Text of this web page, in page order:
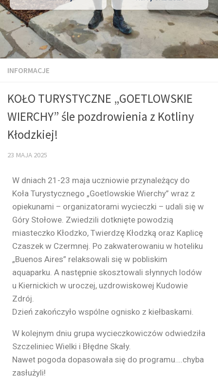
INFORMACJE
KOŁO TURYSTYCZNE „GOETLOWSKIE
WIERCHY” śle pozdrowienia z Kotliny
Kłodzkiej!
23 MAJA 2025
W dniach 21-23 maja uczniowie przynależący do
Koła Turystycznego „Goetlowskie Wierchy” wraz z
opiekunami – organizatorami wycieczki – udali się w
Góry Stołowe. Zwiedzili dotknięte powodzią
miasteczko Kłodzko, Twierdzę Kłodzką oraz Kaplicę
Czaszek w Czermnej. Po zakwaterowaniu w hoteliku
„Buenos Aires” relaksowali się w pobliskim
aquaparku. A następnie skosztowali słynnych lodów
u Kiernickich w uroczej, uzdrowiskowej Kudowie
Zdrój.
Dzień zakończyło wspólne ognisko z kiełbaskami.
W kolejnym dniu grupa wycieczkowiczów odwiedziła
Szczeliniec Wielki i Błędne Skały.
Nawet pogoda dopasowała się do programu….chyba
zasłużyli!